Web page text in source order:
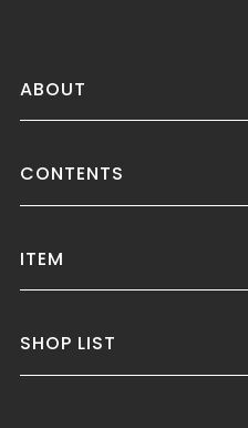
ABOUT
CONTENTS
ITEM
SHOP LIST